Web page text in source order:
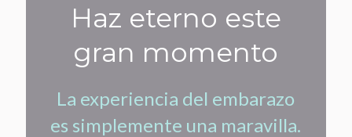
Haz eterno este
gran momento
La experiencia del embarazo
es simplemente una maravilla.